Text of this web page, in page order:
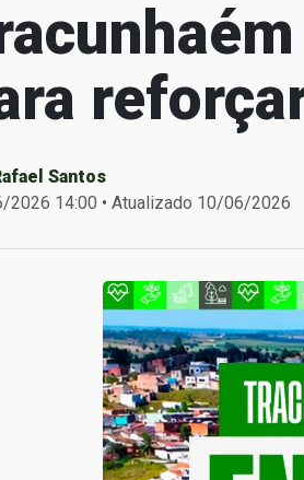
Santos
2026 14:00 • Atualizado 10/06/2026